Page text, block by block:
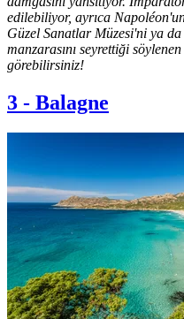
edilebiliyor, ayrıca
Güzel Sanatlar Müzesi'ni ya
manzarasını seyrettiği
görebilirsiniz!
3 - Balagne